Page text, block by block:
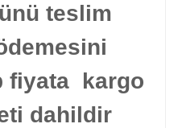
teslim
fiyata kargo
dahildir